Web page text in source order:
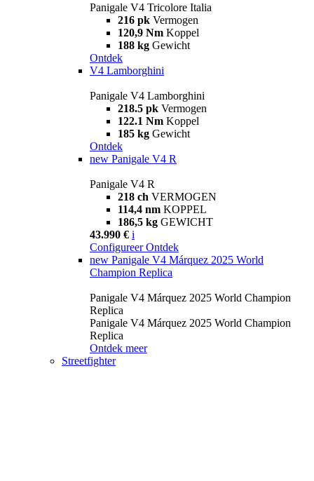
Panigale V4 Tricolore Italia
216 pk Vermogen
120,9 Nm Koppel
188 kg Gewicht
Ontdek
V4 Lamborghini
Panigale V4 Lamborghini
218.5 pk Vermogen
122.1 Nm Koppel
185 kg Gewicht
Ontdek
new Panigale V4 R
Panigale V4 R
218 ch VERMOGEN
114,4 nm KOPPEL
186,5 kg GEWICHT
43.990 € i
Configureer Ontdek
new Panigale V4 Márquez 2025 World
Champion Replica
Panigale V4 Márquez 2025 World Champion
Replica
Panigale V4 Márquez 2025 World Champion
Replica
Ontdek meer
Streetfighter